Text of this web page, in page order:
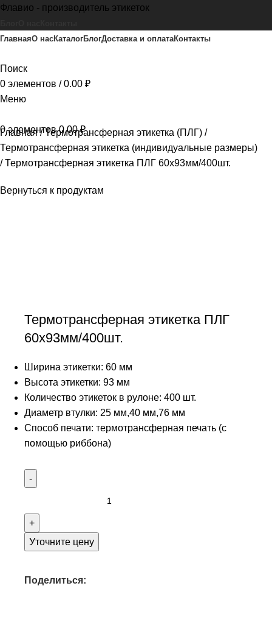
Флавио - производитель этикеток
ГлавнаяО насКаталогБлогДоставка и оплатаКонтакты
Поиск
0 элементов / 0.00 ₽
Меню
0элементов 0.00₽
Главная Термотрансферная этикетка (ПЛГ)
Термотрансферная этикетка (индивидуальные размеры)
Термотрансферная этикетка ПЛГ 60х93мм/400шт.
Вернуться к продуктам
Термотрансферная этикетка ПЛГ
60х93мм/400шт.
Ширина этикетки: 60 мм
Высота этикетки: 93 мм
Количество этикеток в рулоне: 400 шт.
Диаметр втулки: 25 мм,40 мм,76 мм
Способ печати: термотрансферная печать (с
помощью риббона)
Уточните цену
Поделиться: